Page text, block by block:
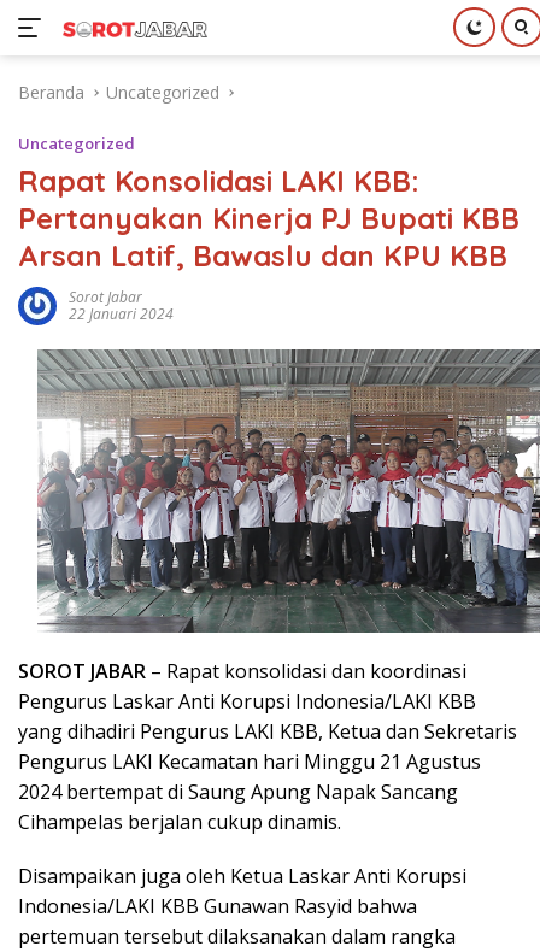
Beranda Uncategorized
Uncategorized
Rapat Konsolidasi LAKI KBB:
Pertanyakan Kinerja PJ Bupati KBB
Arsan Latif, Bawaslu dan KPU KBB
Sorot Jabar
22 Januari 2024
SOROT JABAR – Rapat konsolidasi dan koordinasi
Pengurus Laskar Anti Korupsi Indonesia/LAKI KBB
yang dihadiri Pengurus LAKI KBB, Ketua dan Sekretaris
Pengurus LAKI Kecamatan hari Minggu 21 Agustus
2024 bertempat di Saung Apung Napak Sancang
Cihampelas berjalan cukup dinamis.
Disampaikan juga oleh Ketua Laskar Anti Korupsi
Indonesia/LAKI KBB Gunawan Rasyid bahwa
pertemuan tersebut dilaksanakan dalam rangka